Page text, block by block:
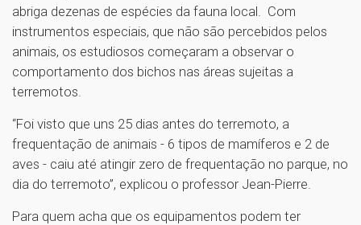
abriga dezenas de espécies da fauna local. Com
instrumentos especiais, que não são percebidos pelos
animais, os estudiosos começaram a observar o
comportamento dos bichos nas áreas sujeitas a
terremotos.
“Foi visto que uns 25 dias antes do terremoto, a
frequentação de animais - 6 tipos de mamíferos e 2 de
aves - caiu até atingir zero de frequentação no parque, no
dia do terremoto”, explicou o professor Jean-Pierre.
Para quem acha que os equipamentos podem ter